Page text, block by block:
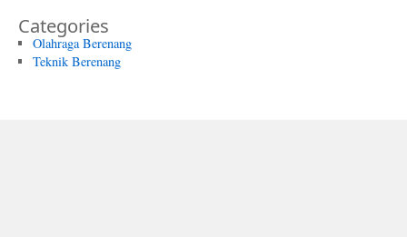
Categories
Olahraga Berenang
Teknik Berenang